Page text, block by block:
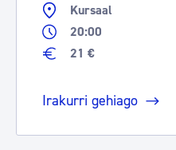
Kursaal
20:00
21 €
Irakurri gehiago